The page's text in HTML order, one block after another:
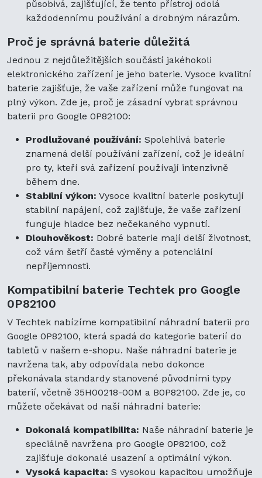
působivá, zajišťující, že tento přístroj odolá
každodennímu používání a drobným nárazům.
Proč je správná baterie důležitá
Jednou z nejdůležitějších součástí jakéhokoli
elektronického zařízení je jeho baterie. Vysoce kvalitní
baterie zajišťuje, že vaše zařízení může fungovat na
plný výkon. Zde je, proč je zásadní vybrat správnou
baterii pro Google 0P82100:
Prodlužované používání: Spolehlivá baterie
znamená delší používání zařízení, což je ideální
pro ty, kteří svá zařízení používají intenzivně
během dne.
Stabilní výkon: Vysoce kvalitní baterie poskytují
stabilní napájení, což zajišťuje, že vaše zařízení
funguje hladce bez nečekaného vypnutí.
Dlouhověkost: Dobré baterie mají delší životnost,
což vám šetří časté výměny a potenciální
nepříjemnosti.
Kompatibilní baterie Techtek pro Google
0P82100
V Techtek nabízíme kompatibilní náhradní baterii pro
Google 0P82100, která spadá do kategorie baterií do
tabletů v našem e-shopu. Naše náhradní baterie je
navržena tak, aby odpovídala nebo dokonce
překonávala standardy stanovené původními typy
baterií, včetně 35H00218-00M a B0P82100. Zde je, co
můžete očekávat od naší náhradní baterie:
Dokonalá kompatibilita: Naše náhradní baterie je
speciálně navržena pro Google 0P82100, což
zajišťuje dokonalé usazení a optimální výkon.
Vysoká kapacita: S vysokou kapacitou umožňuje